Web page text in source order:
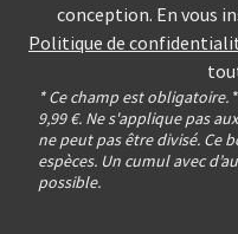
conception. En vous
Politique de
* Ce champ est obligatoire.
9,99 €. Ne s'applique pas
ne peut pas être divisé. Ce
espèces. Un cumul avec
possible.